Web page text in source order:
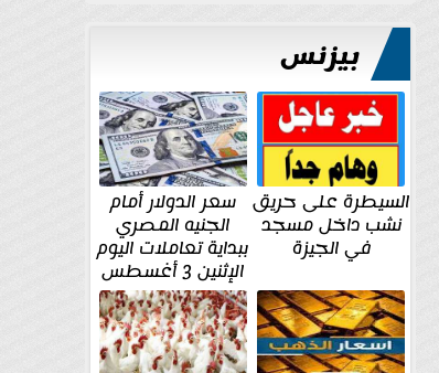
بيزنس
السيطرة على حريق
نشب داخل مسجد
في الجيزة
سعر الدولار أمام
الجنيه المصري
ببداية تعاملات اليوم
الإثنين 3 أغسطس